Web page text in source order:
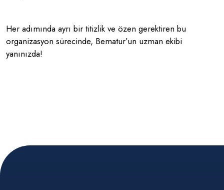
Her adımında ayrı bir titizlik ve özen gerektiren bu
organizasyon sürecinde, Bematur’un uzman ekibi
yanınızda!